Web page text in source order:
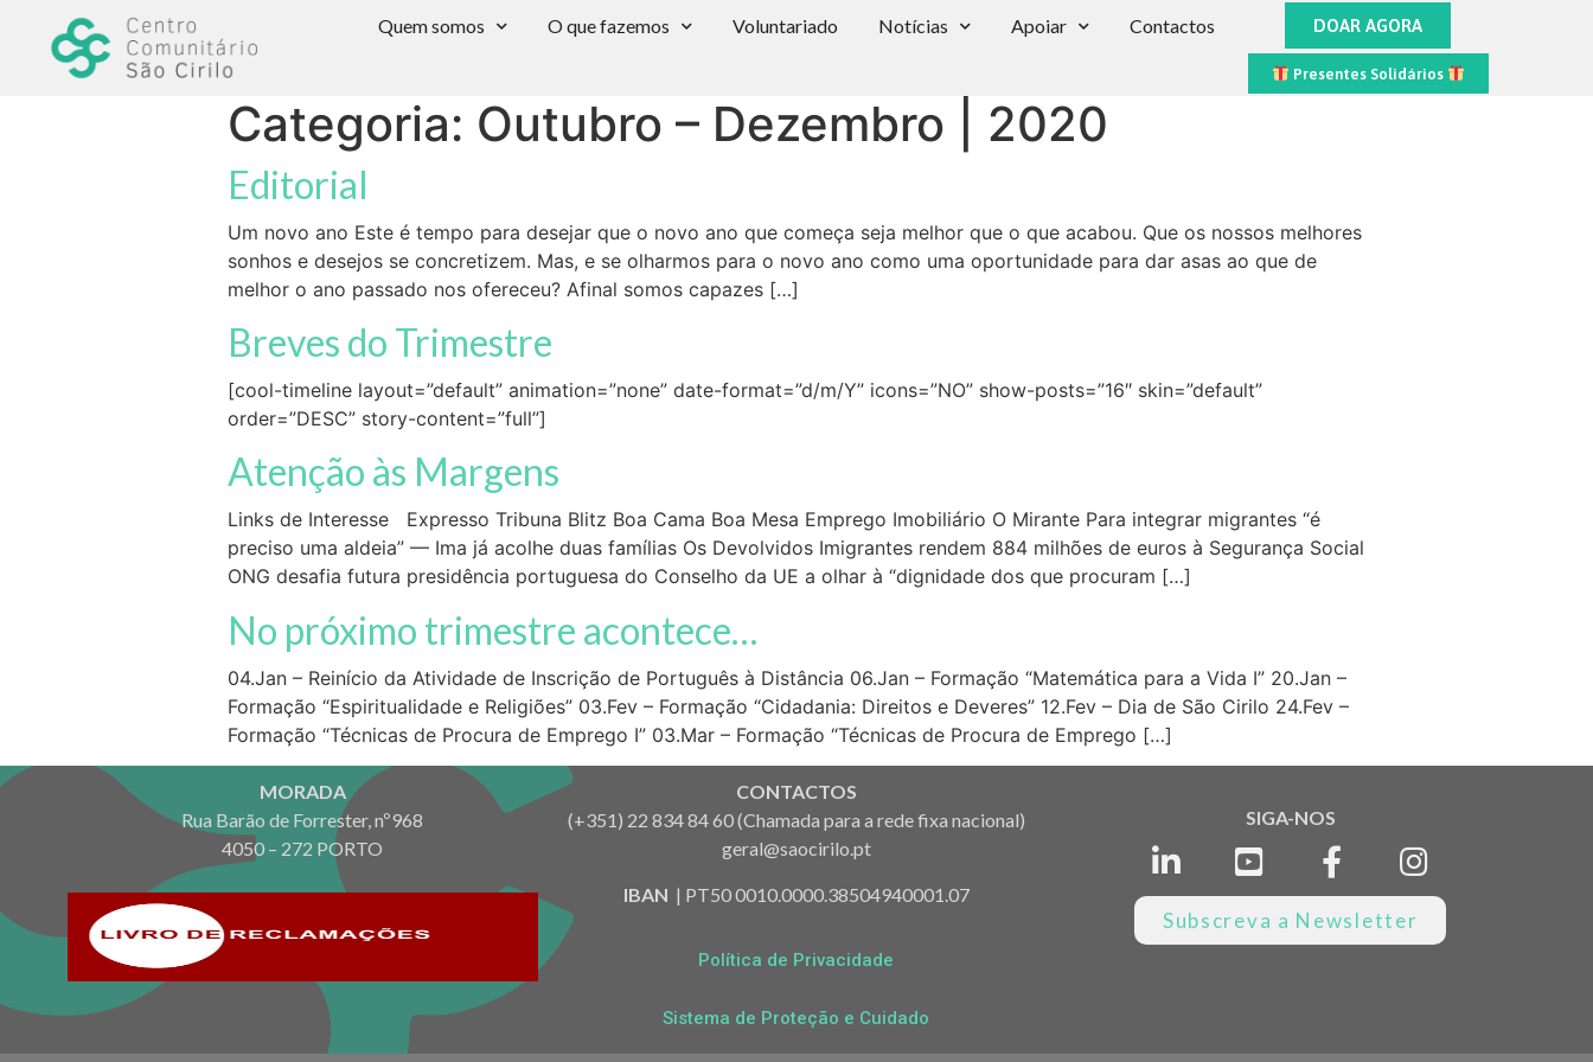
Quem somos O que fazemos Voluntariado Notícias Apoiar Contactos DOAR AGORA
Presentes Solidários
Categoria: Outubro – Dezembro | 2020
Editorial
Um novo ano Este é tempo para desejar que o novo ano que começa seja melhor que o que acabou. Que os nossos melhores
sonhos e desejos se concretizem. Mas, e se olharmos para o novo ano como uma oportunidade para dar asas ao que de
melhor o ano passado nos ofereceu? Afinal somos capazes […]
Breves do Trimestre
[cool-timeline layout=”default” animation=”none” date-format=”d/m/Y” icons=”NO” show-posts=”16″ skin=”default”
order=”DESC” story-content=”full”]
Atenção às Margens
Links de Interesse Expresso Tribuna Blitz Boa Cama Boa Mesa Emprego Imobiliário O Mirante Para integrar migrantes “é
preciso uma aldeia” — Ima já acolhe duas famílias Os Devolvidos Imigrantes rendem 884 milhões de euros à Segurança Social
ONG desafia futura presidência portuguesa do Conselho da UE a olhar à “dignidade dos que procuram […]
No próximo trimestre acontece…
04.Jan – Reinício da Atividade de Inscrição de Português à Distância 06.Jan – Formação “Matemática para a Vida I” 20.Jan –
Formação “Espiritualidade e Religiões” 03.Fev – Formação “Cidadania: Direitos e Deveres” 12.Fev – Dia de São Cirilo 24.Fev –
Formação “Técnicas de Procura de Emprego I” 03.Mar – Formação “Técnicas de Procura de Emprego […]
MORADA
Rua Barão de Forrester, nº968
4050 – 272 PORTO
CONTACTOS
(+351) 22 834 84 60 (Chamada para a rede fixa nacional)
geral@saocirilo.pt
IBAN | PT50 0010.0000.38504940001.07
Política de Privacidade
Sistema de Proteção e Cuidado
SIGA-NOS
Subscreva a Newsletter